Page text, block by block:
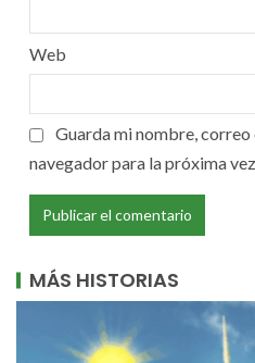
Web
Guarda mi nombre,
navegador para la próxima
MÁS HISTORIAS